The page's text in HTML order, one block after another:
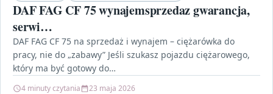
DAF FAG CF 75 wynajemsprzedaz gwarancja,
serwi…
DAF FAG CF 75 na sprzedaż i wynajem – ciężarówka do
pracy, nie do „zabawy” Jeśli szukasz pojazdu ciężarowego,
który ma być gotowy do…
4 minuty czytania 23 maja 2026